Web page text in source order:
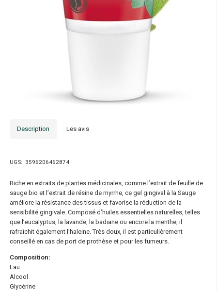
Description Les avis
UGS: 3596206462874
Riche en extraits de plantes médicinales, comme l’extrait de feuille de
sauge bio et l’extrait de résine de myrrhe, ce gel gingival à la Sauge
améliore la résistance des tissus et favorise la réduction de la
sensibilité gingivale. Composé d’huiles essentielles naturelles, telles
que l’eucalyptus, la lavande, la badiane ou encore la menthe, il
rafraîchit également l’haleine. Très doux, il est particulièrement
conseillé en cas de port de prothèse et pour les fumeurs.
Composition:
Eau
Alcool
Glycérine